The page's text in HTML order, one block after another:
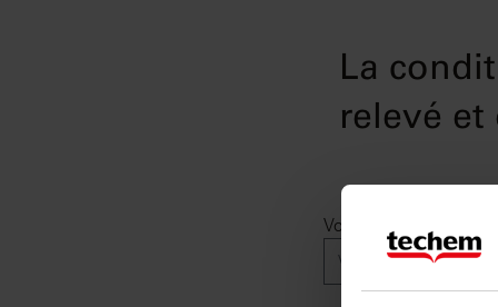
La
relevé et
Votre numéro de